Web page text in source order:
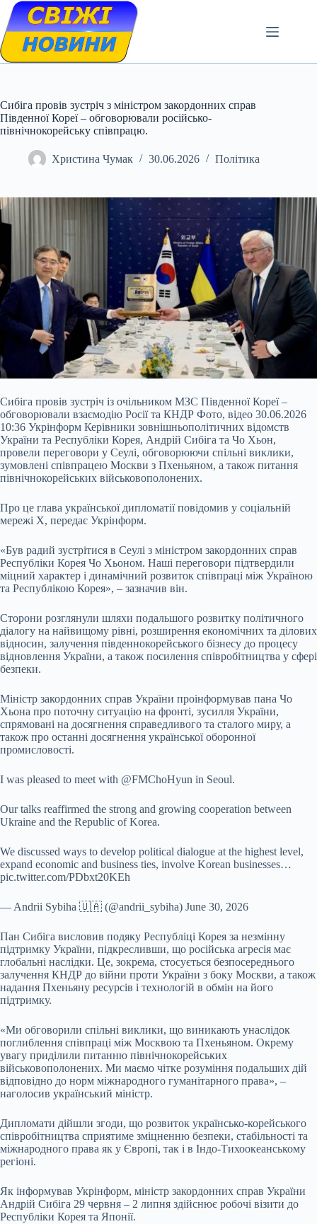
Skip
content
Сибіга провів зустріч з міністром закордонних справ
Південної Кореї – обговорювали російсько-
північнокорейську співпрацю.
Христина Чумак 30.06.2026 Політика
Сибіга провів зустріч із очільником МЗС Південної Кореї –
обговорювали взаємодію Росії та КНДР Фото, відео 30.06.2026
10:36 Укрінформ Керівники зовнішньополітичних відомств
України та Республіки Корея, Андрій Сибіга та Чо Хьон,
провели переговори у Сеулі, обговорюючи спільні виклики,
зумовлені співпрацею Москви з Пхеньяном, а також питання
північнокорейських військовополонених.
Про це глава української дипломатії повідомив у соціальній
мережі X, передає Укрінформ.
«Був радий зустрітися в Сеулі з міністром закордонних справ
Республіки Корея Чо Хьоном. Наші переговори підтвердили
міцний характер і динамічний розвиток співпраці між Україною
та Республікою Корея», – зазначив він.
Сторони розглянули шляхи подальшого розвитку політичного
діалогу на найвищому рівні, розширення економічних та ділових
відносин, залучення південнокорейського бізнесу до процесу
відновлення України, а також посилення співробітництва у сфері
безпеки.
Міністр закордонних справ України проінформував пана Чо
Хьона про поточну ситуацію на фронті, зусилля України,
спрямовані на досягнення справедливого та сталого миру, а
також про останні досягнення української оборонної
промисловості.
I was pleased to meet with @FMChoHyun in Seoul.
Our talks reaffirmed the strong and growing cooperation between
Ukraine and the Republic of Korea.
We discussed ways to develop political dialogue at the highest level,
expand economic and business ties, involve Korean businesses…
pic.twitter.com/PDbxt20KEh
— Andrii Sybiha 🇺🇦 (@andrii_sybiha) June 30, 2026
Пан Сибіга висловив подяку Республіці Корея за незмінну
підтримку України, підкресливши, що російська агресія має
глобальні наслідки. Це, зокрема, стосується безпосереднього
залучення КНДР до війни проти України з боку Москви, а також
надання Пхеньяну ресурсів і технологій в обмін на його
підтримку.
«Ми обговорили спільні виклики, що виникають унаслідок
поглиблення співпраці між Москвою та Пхеньяном. Окрему
увагу приділили питанню північнокорейських
військовополонених. Ми маємо чітке розуміння подальших дій
відповідно до норм міжнародного гуманітарного права», –
наголосив український міністр.
Дипломати дійшли згоди, що розвиток українсько-корейського
співробітництва сприятиме зміцненню безпеки, стабільності та
міжнародного права як у Європі, так і в Індо-Тихоокеанському
регіоні.
Як інформував Укрінформ, міністр закордонних справ України
Андрій Сибіга 29 червня – 2 липня здійснює робочі візити до
Республіки Корея та Японії.